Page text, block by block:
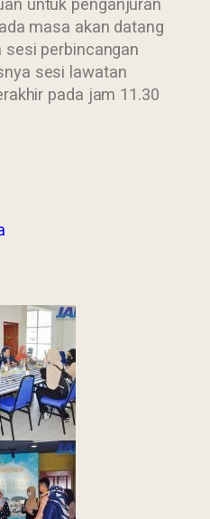
untuk penganjuran
masa akan datang
sesi perbincangan
sesi lawatan
pada jam 11.30